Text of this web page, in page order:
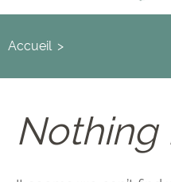
Accueil >
Nothing